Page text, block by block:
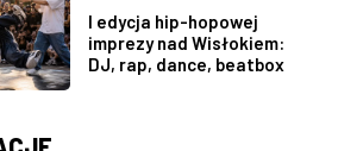
I edycja hip-hopowej
imprezy nad Wisłokiem:
DJ, rap, dance, beatbox